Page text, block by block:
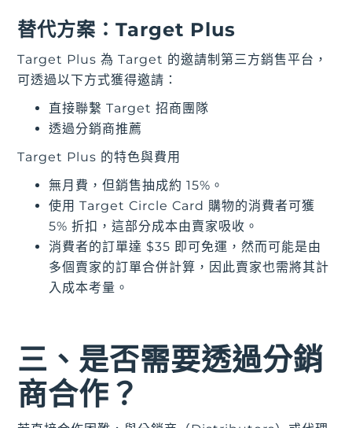
替代方案：Target Plus
Target Plus 為 Target 的邀請制第三方銷售平台，
可透過以下方式獲得邀請：
直接聯繫 Target 招商團隊
透過分銷商推薦
Target Plus 的特色與費用
無月費，但銷售抽成約 15%。
使用 Target Circle Card 購物的消費者可獲
5% 折扣，這部分成本由賣家吸收。
消費者的訂單達 $35 即可免運，然而可能是由
多個賣家的訂單合併計算，因此賣家也需將其計
入成本考量。
三、是否需要透過分銷
商合作？